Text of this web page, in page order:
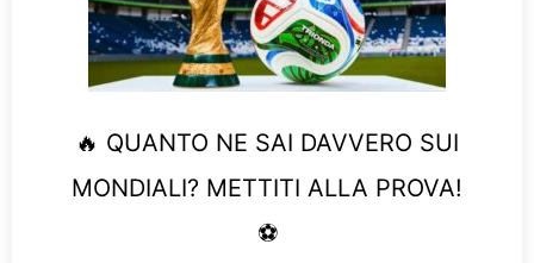
🔥 QUANTO NE SAI DAVVERO SUI
MONDIALI? METTITI ALLA PROVA!
⚽